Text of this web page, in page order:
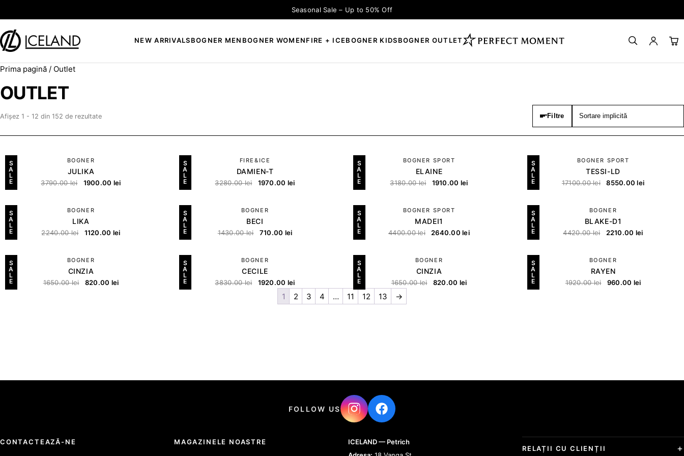
Seasonal Sale – Up to 50% Off
NEW ARRIVALSBOGNER MEN BOGNER WOMENFIRE + ICEBOGNER KIDSBOGNER OUTLET
Prima pagină / Outlet
OUTLET
Afișez 1 - 12 din 152 de rezultate Filtre
S
A
L
E
BOGNER
JULIKA
3790.00lei 1900.00 lei
S
A
L
E
FIRE&ICE
DAMIEN-T
3280.00lei 1970.00 lei
S
A
L
E
BOGNER SPORT
ELAINE
3180.00lei 1910.00 lei
S
A
L
E
BOGNER SPORT
TESSI-LD
17100.00lei 8550.00lei
S
A
L
E
BOGNER
LIKA
2240.00lei 1120.00 lei
S
A
L
E
BOGNER
BECI
1430.00lei 710.00 lei
S
A
L
E
BOGNER SPORT
MADEI1
4400.00lei 2640.00lei
S
A
L
E
BOGNER
BLAKE-D1
4420.00lei 2210.00 lei
S
A
L
E
BOGNER
CINZIA
1650.00lei 820.00 lei
S
A
L
E
BOGNER
CECILE
3830.00lei 1920.00 lei
S
A
L
E
BOGNER
CINZIA
1650.00lei 820.00 lei
S
A
L
E
BOGNER
RAYEN
1920.00lei 960.00 lei
1 2 3 4 … 11 12 13 →
FOLLOW US
CONTACTEAZĂ-NE MAGAZINELE NOASTRE
ICELAND — Petrich
RELAȚII CU CLIENȚII